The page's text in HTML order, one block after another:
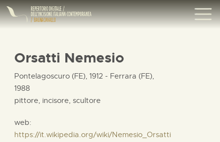
Orsatti Nemesio
Pontelagoscuro (FE), 1912 - Ferrara (FE),
1988
pittore, incisore, scultore
web:
https://it.wikipedia.org/wiki/Nemesio_Orsatti